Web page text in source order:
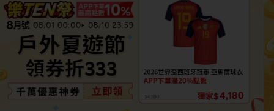
居家生活 3C家電 運動休閒
情趣用品